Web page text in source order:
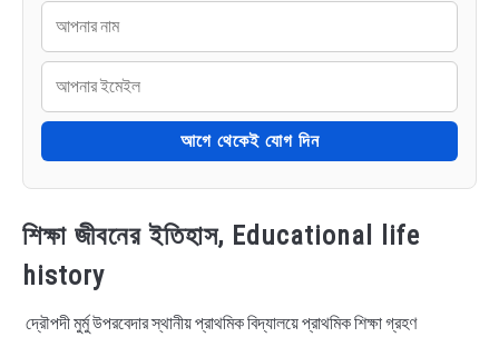
আগে থেকেই যোগ দিন
শিক্ষা জীবনের ইতিহাস, Educational life
history
দ্রৌপদী মুর্মু উপরবেদার স্থানীয় প্রাথমিক বিদ্যালয়ে প্রাথমিক শিক্ষা গ্রহণ